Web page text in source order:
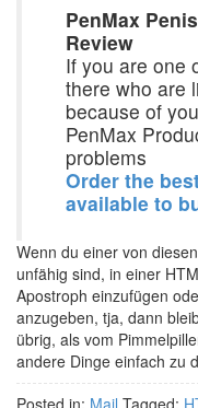
PenMax
Review
If you are one
there who are
because of
PenMax
problems
Order the
available to
Wenn du einer von
unfähig sind, in einer
Apostroph einzufügen
anzugeben, tja, dann
übrig, als vom
andere Dinge einfach zu
Posted in: Mail Tagged: